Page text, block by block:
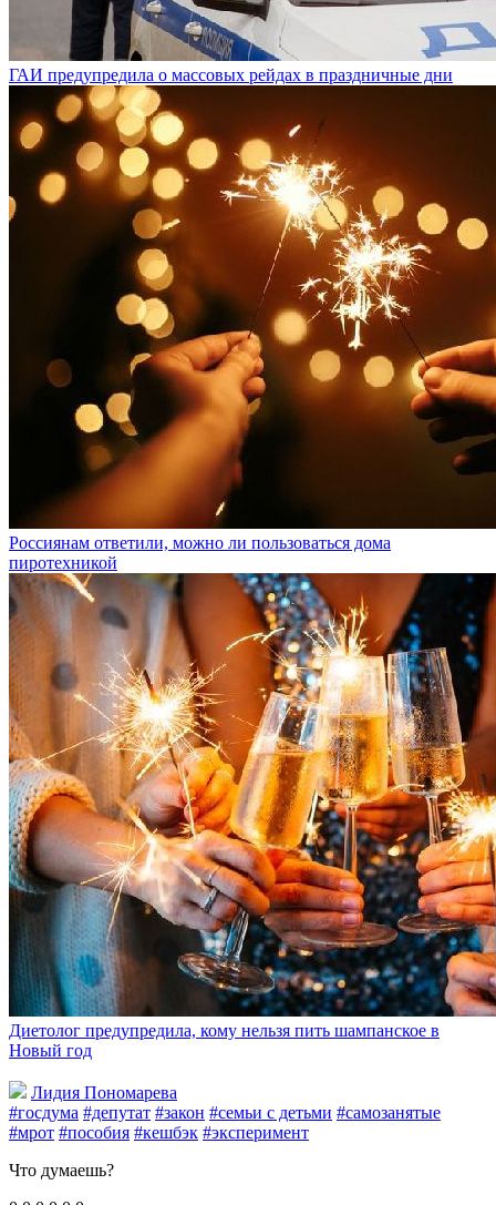
ГАИ предупредила о массовых рейдах в праздничные дни
Россиянам ответили, можно ли пользоваться дома
пиротехникой
Диетолог предупредила, кому нельзя пить шампанское в
Новый год
Лидия Пономарева
#госдума #депутат #закон #семьи с детьми #самозанятые
#мрот #пособия #кешбэк #эксперимент
Что думаешь?